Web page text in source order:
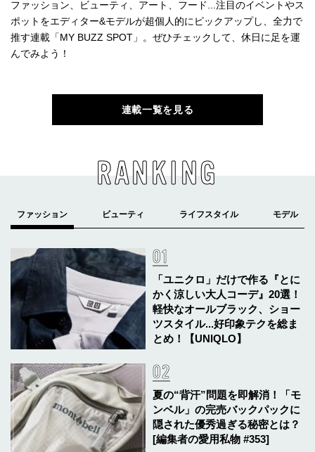
ファッション、ビューティ、アート、フード...注目のイベントやス
ポットをエディター&モデルが超個人的にピックアップし、全力で
推す連載「MY BUZZ SPOT」。ぜひチェックして、休日に足を運
んでみよう！
連載一覧を見る
RANKING
「ユニクロ」だけで作る『とに
かく涼しい大人コーデ』20選！
軽快なオールブラック、ショー
ツスタイル...好印象テクを総ま
とめ！【UNIQLO】
夏の“背汗”問題を即解消！「モ
ンベル」の完売バックパックに
隠された優秀過ぎる秘密とは？
[編集者の愛用私物 #353]